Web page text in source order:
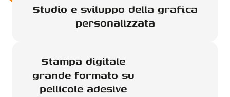
Studio e sviluppo della grafica
personalizzata
Stampa digitale
grande formato su
pellicole adesive